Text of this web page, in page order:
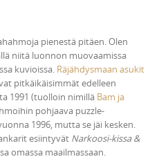
pienestä pitäen. Olen
niitä luonnon muovaamissa
kuvioissa. Räjähdysmaan asukit
pitkäikäisimmät edelleen
1991 (tuolloin nimillä Bam ja
pohjaava puzzle-
1996, mutta se jäi kesken.
esiintyvät Narkoosi-kissa &
omassa maailmassaan.